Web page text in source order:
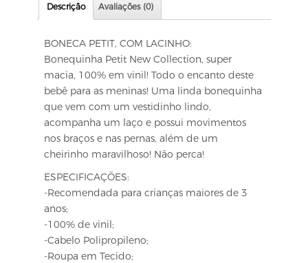
Descrição Avaliações (0)
BONECA PETIT, COM LACINHO:
Bonequinha Petit New Collection, super
macia, 100% em vinil! Todo o encanto deste
bebê para as meninas! Uma linda bonequinha
que vem com um vestidinho lindo,
acompanha um laço e possui movimentos
nos braços e nas pernas, além de um
cheirinho maravilhoso! Não perca!
ESPECIFICAÇÕES:
-Recomendada para crianças maiores de 3
anos;
-100% de vinil;
-Cabelo Polipropileno;
-Roupa em Tecido;